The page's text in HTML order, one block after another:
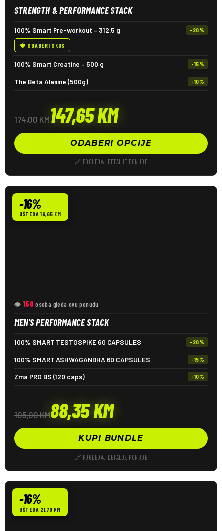
STRENGTH & PERFORMANCE STACK
100% Smart Pre-workout – 312.5 g -20%
🍓 ODABERI OKUS
100% Smart Creatine – 500 g -15%
The Beta Alanine (500g) -10%
174,00KM147,65KM
ODABERI OPCIJE
🔗 POGLEDAJ DETALJE PONUDE
-16%
UŠTEDA 16,65 KM
👁 150 osoba gleda ovu ponudu
MEN'S PERFORMANCE STACK
100% SMART TESTOSPIKE 60 CAPSULES -20%
100% SMART ASHWAGANDHA 60 CAPSULES -15%
Zma PRO BS (120 caps) -10%
105,00KM88,35KM
KUPI BUNDLE
🔗 POGLEDAJ DETALJE PONUDE
-16%
UŠTEDA 21,70 KM